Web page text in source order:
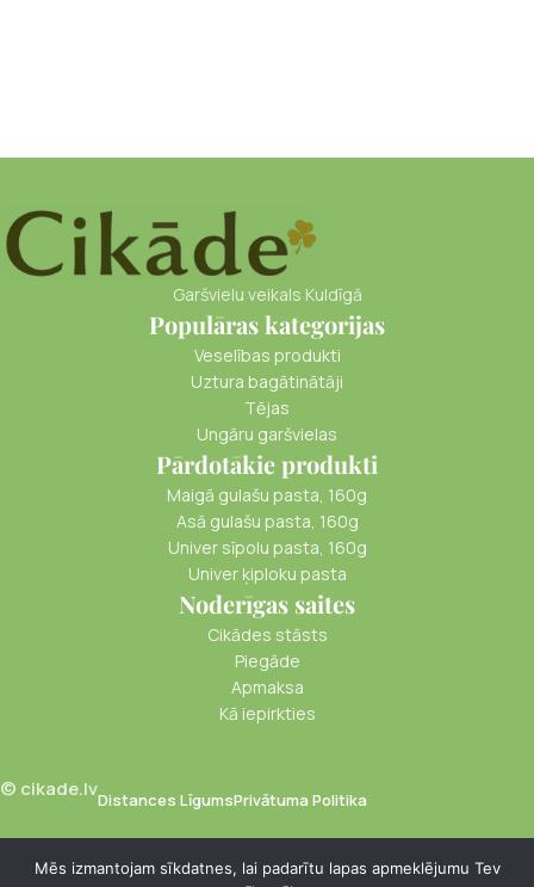
Garšvielu veikals Kuldīgā
Populāras kategorijas
Veselības produkti
Uztura bagātinātāji
Tējas
Ungāru garšvielas
Pārdotākie produkti
Maigā gulašu pasta, 160g
Asā gulašu pasta, 160g
Univer sīpolu pasta, 160g
Univer ķiploku pasta
Noderīgas saites
Cikādes stāsts
Piegāde
Apmaksa
Kā iepirkties
© cikade.lvDistances LīgumsPrivātuma Politika
Mēs izmantojam sīkdatnes, lai padarītu lapas apmeklējumu Tev